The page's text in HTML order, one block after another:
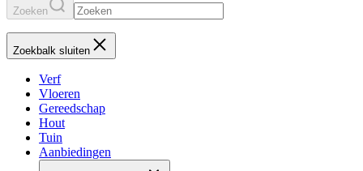
Zoeken
Zoekbalk sluiten
Verf
Vloeren
Gereedschap
Hout
Tuin
Aanbiedingen